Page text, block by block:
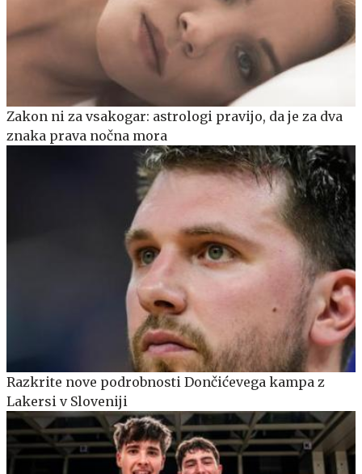
Zakon ni za vsakogar: astrologi pravijo, da je za dva
znaka prava nočna mora
Razkrite nove podrobnosti Dončićevega kampa z
Lakersi v Sloveniji